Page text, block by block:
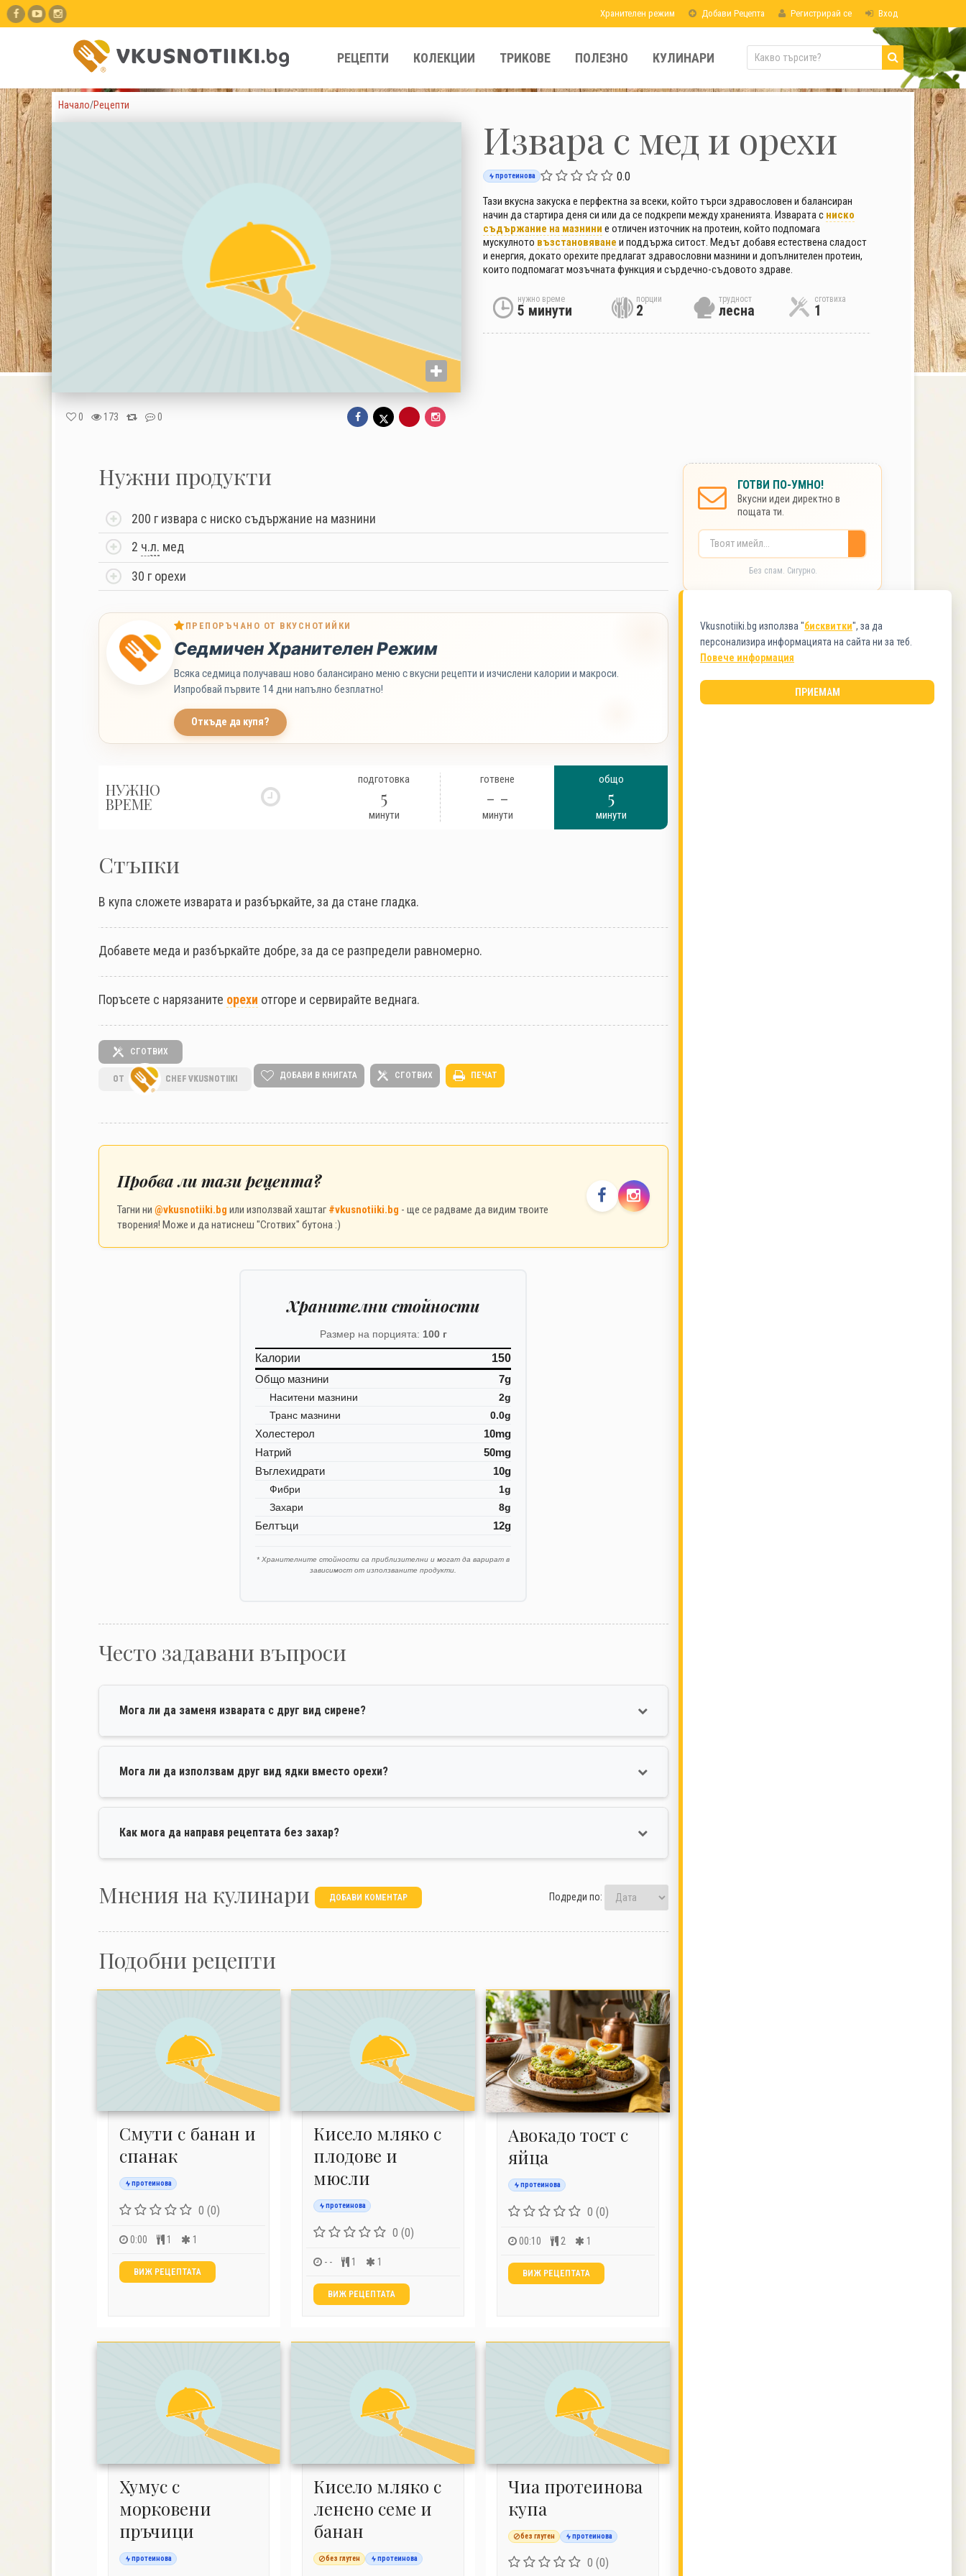
Хранителен режим Добави Рецепта Регистрирай се Вход
РЕЦЕПТИ КОЛЕКЦИИ ТРИКОВЕ ПОЛЕЗНО КУЛИНАРИ
Начало/Рецепти
0 173 0
Извара с мед и орехи
протеинова 0.0
Тази вкусна закуска е перфектна за всеки, който търси здравословен и балансиран
начин да стартира деня си или да се подкрепи между храненията. Изварата с ниско
съдържание на мазнини е отличен източник на протеин, който подпомага
мускулното възстановяване и поддържа ситост. Медът добавя естествена сладост
и енергия, докато орехите предлагат здравословни мазнини и допълнителен протеин,
които подпомагат мозъчната функция и сърдечно-съдовото здраве.
нужно време
5 минути
порции
2
трудност
лесна
сготвиха
1
Нужни продукти
200 г извара с ниско съдържание на мазнини
2 ч.л. мед
30 г орехи
ПРЕПОРЪЧАНО ОТ ВКУСНОТИЙКИ
Седмичен Хранителен Режим
Всяка седмица получаваш ново балансирано меню с вкусни рецепти и изчислени калории и макроси.
Изпробвай първите 14 дни напълно безплатно!
Откъде да купя?
НУЖНО
ВРЕМЕ
подготовка
5
минути
готвене
- -
минути
общо
5
минути
Стъпки
В купа сложете изварата и разбъркайте, за да стане гладка.
Добавете меда и разбъркайте добре, за да се разпредели равномерно.
Поръсете с нарязаните орехи отгоре и сервирайте веднага.
СГОТВИХ
ОТ CHEF VKUSNOTIIKI ДОБАВИ В КНИГАТА СГОТВИХ ПЕЧАТ
Пробва ли тази рецепта?
Тагни ни @vkusnotiiki.bg или използвай хаштаг #vkusnotiiki.bg - ще се радваме да видим твоите
творения! Може и да натиснеш "Сготвих" бутона :)
Хранителни стойности
Размер на порцията: 100 г
Калории
150
Общо мазнини
7g
Наситени мазнини
2g
Транс мазнини
0.0g
Холестерол
10mg
Натрий
50mg
Въглехидрати
10g
Фибри
1g
Захари
8g
Белтъци 12g
* Хранителните стойности са приблизителни и могат да варират в
зависимост от използваните продукти.
Често задавани въпроси
Мога ли да заменя изварата с друг вид сирене?
Мога ли да използвам друг вид ядки вместо орехи?
Как мога да направя рецептата без захар?
Mнения на кулинари ДОБАВИ КОМЕНТАР Подреди по:
Подобни рецепти
Смути с банан и
спанак
протеинова
0 (0)
0:00 1 1
ВИЖ РЕЦЕПТАТА
Кисело мляко с
плодове и
мюсли
протеинова
0 (0)
- - 1 1
ВИЖ РЕЦЕПТАТА
Авокадо тост с
яйца
протеинова
0 (0)
00:10 2 1
ВИЖ РЕЦЕПТАТА
Хумус с
морковени
пръчици
протеинова
Кисело мляко с
ленено семе и
банан
без глутен протеинова
Чиа протеинова
купа
без глутен протеинова
0 (0)
ГОТВИ ПО-УМНО!
Вкусни идеи директно в
пощата ти.
Без спам. Сигурно.
КАТЕГОРИЯ
Снаксове
Vkusnotiiki.bg използва "бисквитки", за да
персонализира информацията на сайта ни за теб.
Повече информация
ПРИЕМАМ